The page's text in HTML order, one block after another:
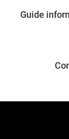
Guide